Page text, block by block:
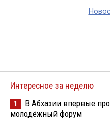
Интересное за неделю
1
В Абхазии впервые
молодёжный форум